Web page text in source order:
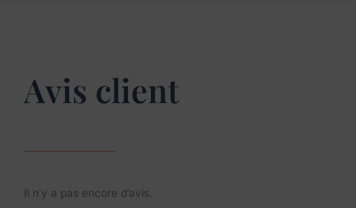
Avis client
Il n’y a pas encore d’avis.